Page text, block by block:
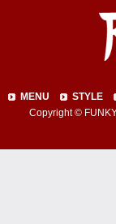
MENU
STYLE
Copyright ©